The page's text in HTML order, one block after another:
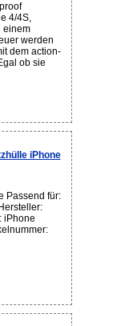
4/4S,
einem
werden
dem action-
ob sie
iPhone
Passend für:
iPhone